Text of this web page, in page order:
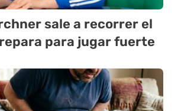
sale a recorrer el
para jugar fuerte